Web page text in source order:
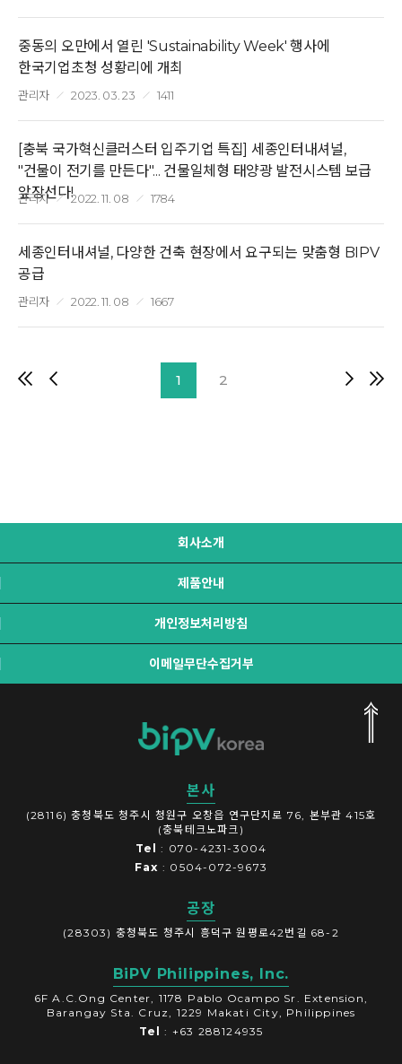
중동의 오만에서 열린 'Sustainability Week' 행사에
한국기업초청 성황리에 개최
관리자 2023. 03. 23 1411
[충북 국가혁신클러스터 입주기업 특집] 세종인터내셔널,
"건물이 전기를 만든다"... 건물일체형 태양광 발전시스템 보급
앞장선다!
관리자 2022. 11. 08 1784
세종인터내셔널, 다양한 건축 현장에서 요구되는 맞춤형 BIPV
공급
관리자 2022. 11. 08 1667
1 2
회사소개
제품안내
개인정보처리방침
이메일무단수집거부
본사
(28116) 충청북도 청주시 청원구 오창읍 연구단지로 76, 본부관 415호
(충북테크노파크)
Tel: 070-4231-3004
Fax : 0504-072-9673
공장
(28303) 충청북도 청주시 흥덕구 원평로42번길 68-2
BiPV Philippines, Inc.
6F A.C.Ong Center, 1178 Pablo Ocampo Sr. Extension,
Barangay Sta. Cruz, 1229 Makati City, Philippines
Tel: +63 288124935